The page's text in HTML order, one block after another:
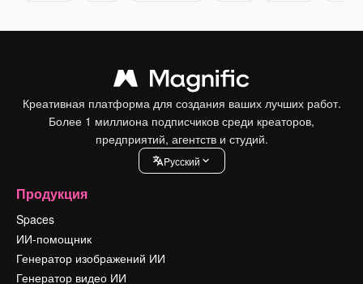
Креативная платформа для создания ваших лучших работ.
Более 1 миллиона подписчиков среди креаторов,
предприятий, агентств и студий.
Pусский
Продукция
Spaces
ИИ-помощник
Генератор изображений ИИ
Генератор видео ИИ